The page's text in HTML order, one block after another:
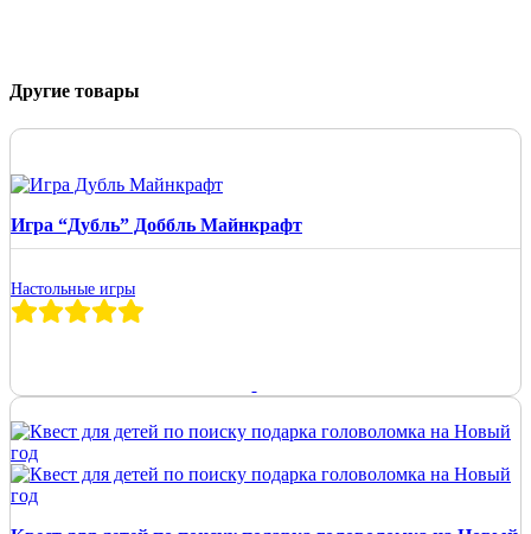
Другие товары
Игра “Дубль” Доббль Майнкрафт
Настольные игры